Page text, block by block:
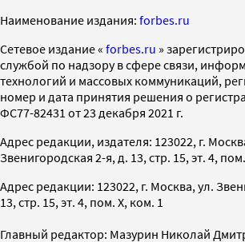
Наименование издания: forbes.ru
Cетевое издание « forbes.ru »
службой по надзору в сфере связи,
технологий и массовых коммуникаций,
номер и дата принятия решения о
ФС77-82431 от 23 декабря 2021 г.
Адрес редакции, издателя: 123022, г.
Звенигородская 2-я, д. 13, стр. 15, эт. 4,
Адрес редакции: 123022, г. Москва, ул.
13, стр. 15, эт. 4, пом. X, ком. 1
Главный редактор: Мазурин Николай